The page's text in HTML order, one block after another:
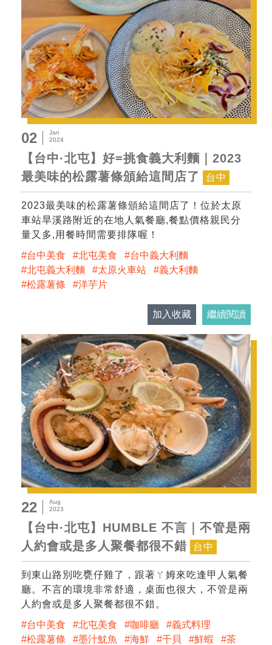
02
Jan
2024
【台中·北屯】好=挑食義大利麵｜2023
最美味的松露薯條頒給這間店了
台中
2023最美味的松露薯條頒給這間店了！位於太原
車站旱溪路附近的在地人氣餐廳,餐點價格親民分
量又多,用餐時間需要排隊喔！
台中美食
北屯美食
台中義大利麵
北屯義大利麵
太原火車站
義大利麵
松露薯條
洋芋片
加入收藏 繼續閱讀
22
Aug
2023
【台中·北屯】HUMBLE 不言｜不管是兩
人約會或是多人聚餐都很不錯
台中
到東山路別吃甕仔雞了，跟著ㄚ姆來吃逢甲人氣餐
廳。不言的環境非常舒適，桌面也很大，不管是兩
人約會或是多人聚餐都很不錯。
台中美食
北屯美食 咖啡廳
義式料理
松露薯條
墨汁魷魚 海鮮 干貝 鮮蝦
茶